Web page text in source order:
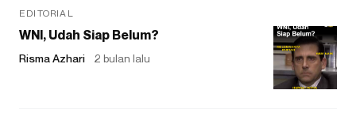
EDITORIAL
WNI, Udah Siap Belum?
Risma Azhari 2 bulan lalu